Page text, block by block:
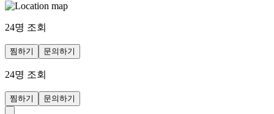
24명 조회
찜하기 문의하기
24명 조회
찜하기 문의하기